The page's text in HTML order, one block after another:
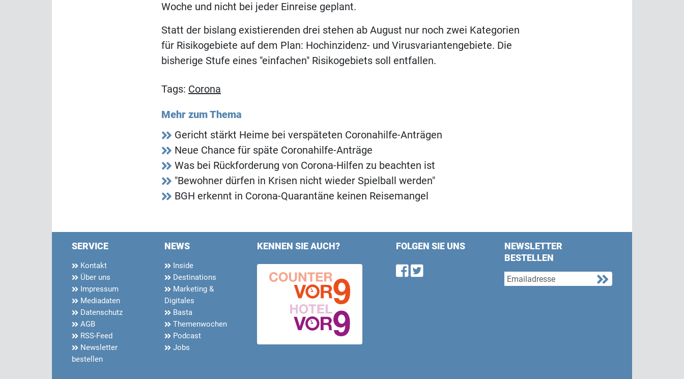
Woche und nicht bei jeder Einreise geplant.
Statt der bislang existierenden drei stehen ab August nur noch zwei Kategorien
für Risikogebiete auf dem Plan: Hochinzidenz- und Virusvariantengebiete. Die
bisherige Stufe eines "einfachen" Risikogebiets soll entfallen.
Tags: Corona
Mehr zum Thema
Gericht stärkt Heime bei verspäteten Coronahilfe-Anträgen
Neue Chance für späte Coronahilfe-Anträge
Was bei Rückforderung von Corona-Hilfen zu beachten ist
"Bewohner dürfen in Krisen nicht wieder Spielball werden"
BGH erkennt in Corona-Quarantäne keinen Reisemangel
SERVICE
Kontakt
Über uns
Impressum
Mediadaten
Datenschutz
AGB
RSS-Feed
Newsletter
bestellen
NEWS
Inside
Destinations
Marketing &
Digitales
Basta
Themenwochen
Podcast
Jobs
KENNEN SIE AUCH? FOLGEN SIE UNS
Find us on Facebook
Follow us on Twitter
NEWSLETTER
BESTELLEN